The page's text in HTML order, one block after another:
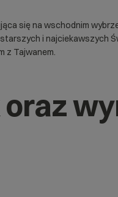
się na wschodnim
i najciekawszych
z Tajwanem.
oraz